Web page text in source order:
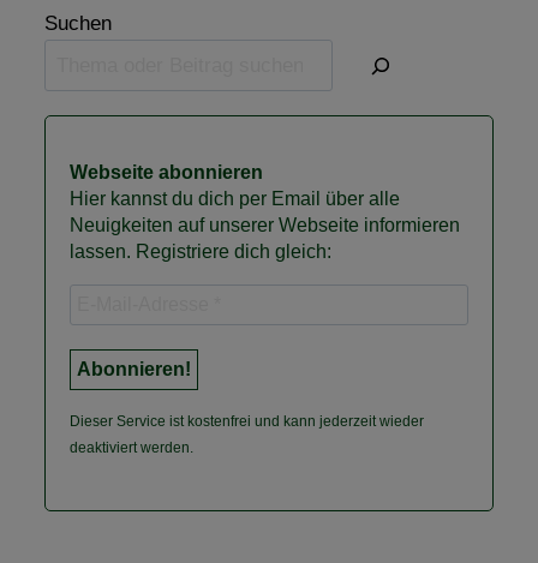
Suchen
Webseite abonnieren
Hier kannst du dich per Email über alle
Neuigkeiten auf unserer Webseite informieren
lassen. Registriere dich gleich:
Dieser Service ist kostenfrei und kann jederzeit wieder
deaktiviert werden.